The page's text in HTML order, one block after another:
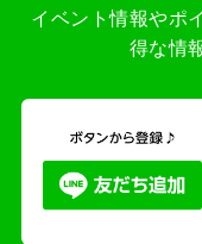
イベント情報やポ
得な情